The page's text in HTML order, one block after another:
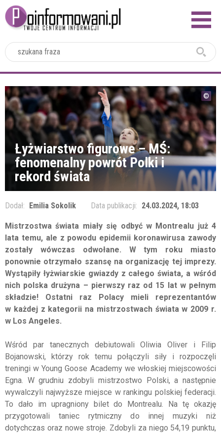
Łyżwiarstwo figurowe – MŚ:
fenomenalny powrót Polki i
rekord świata
Dodał: Emilia Sokolik Data publikacji: 24.03.2024, 18:03
Mistrzostwa świata miały się odbyć w Montrealu już 4
lata temu, ale z powodu epidemii koronawirusa zawody
zostały wówczas odwołane. W tym roku miasto
ponownie otrzymało szansę na organizację tej imprezy.
Wystąpiły łyżwiarskie gwiazdy z całego świata, a wśród
nich polska drużyna – pierwszy raz od 15 lat w pełnym
składzie! Ostatni raz Polacy mieli reprezentantów
w każdej z kategorii na mistrzostwach świata w 2009 r.
w Los Angeles.
Wśród par tanecznych debiutowali Oliwia Oliver i Filip
Bojanowski, którzy rok temu połączyli siły i rozpoczęli
treningi w Young Goose Academy we włoskiej miejscowości
Egna. W grudniu zdobyli mistrzostwo Polski, a następnie
wywalczyli najwyższe miejsce w rankingu polskiej federacji.
To dało im upragniony bilet do Montrealu. Na tę okazję
przygotowali taniec rytmiczny do innej muzyki niż
dotychczas oraz nowe stroje. Zdobyli za niego 54,19 punktu,